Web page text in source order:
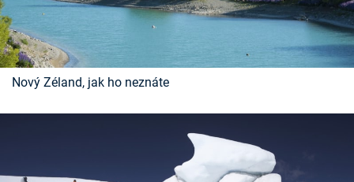
Nový Zéland, jak ho neznáte